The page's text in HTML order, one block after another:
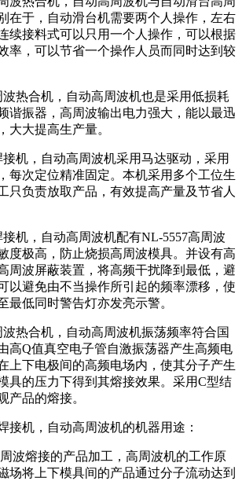
在于，自动滑台机需要两个人操作，左右
续接料式可以只用一个人操作，可以根据
率，可以节省一个操作人员而同时达到较
热合机，自动高周波机也是采用低损耗
谐振器，高周波输出电力强大，能以最迅
大大提高生产量。
机，自动高周波机采用马达驱动，采用
每次定位精准固定。本机采用多个工位生
只负责放取产品，有效提高产量及节省人
机，自动高周波机配有NL-5557高周波
度极高，防止烧损高周波模具。并设有高
周波屏蔽装置，将高频干扰降到最低，避
以避免由不当操作所引起的频率漂移，使
最低同时警告灯亦发亮示警。
热合机，自动高周波机振荡频率符合国
高Q值真空电子管自激振荡器产生高频电
上下电极间的高频电场内，使其分子产生
具的压力下得到其熔接效果。采用C型结
产品的熔接。
接机，自动高周波机的机器用途：
波熔接的产品加工，高周波机的工作原
场将上下模具间的产品通过分子流动达到